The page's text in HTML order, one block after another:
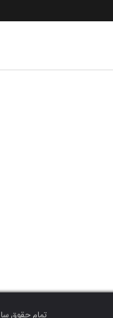
تمام حقوق